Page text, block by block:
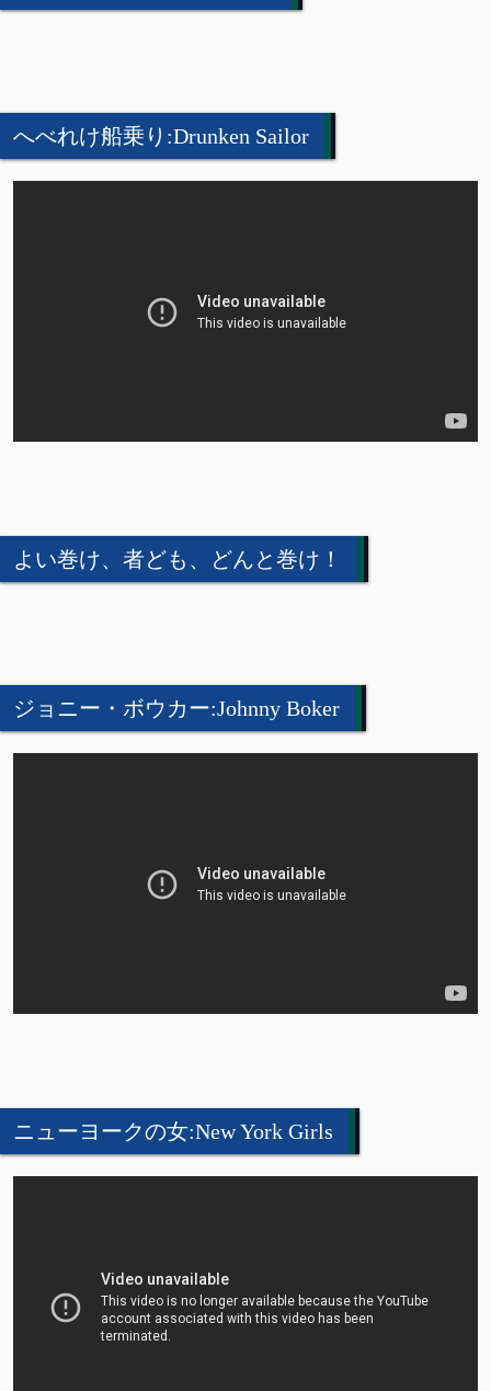
へべれけ船乗り:Drunken Sailor
よい巻け、者ども、どんと巻け！
ジョニー・ボウカー:Johnny Boker
ニューヨークの女:New York Girls